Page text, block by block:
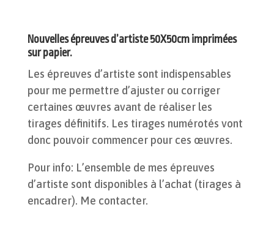
Nouvelles épreuves d’artiste 50X50cm imprimées
sur papier.
Les épreuves d’artiste sont indispensables
pour me permettre d’ajuster ou corriger
certaines œuvres avant de réaliser les
tirages définitifs. Les tirages numérotés vont
donc pouvoir commencer pour ces œuvres.
Pour info: L’ensemble de mes épreuves
d’artiste sont disponibles à l’achat (tirages à
encadrer). Me contacter.